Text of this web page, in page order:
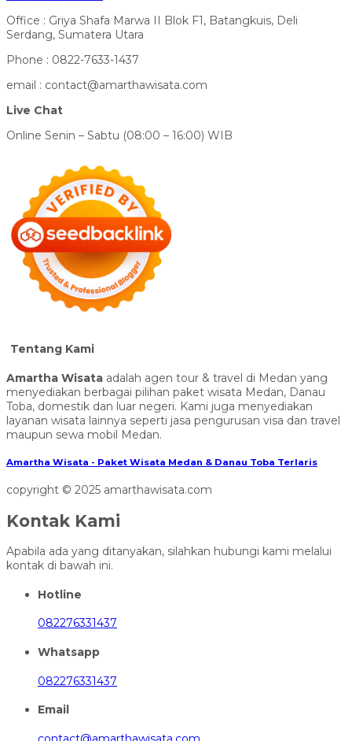
Office : Griya Shafa Marwa II Blok F1, Batangkuis, Deli
Serdang, Sumatera Utara
Phone : 0822-7633-1437
email : contact@amarthawisata.com
Live Chat
Online Senin – Sabtu (08:00 – 16:00) WIB
Tentang Kami
Amartha Wisata adalah agen tour & travel di Medan yang
menyediakan berbagai pilihan paket wisata Medan, Danau
Toba, domestik dan luar negeri. Kami juga menyediakan
layanan wisata lainnya seperti jasa pengurusan visa dan travel
maupun sewa mobil Medan.
Amartha Wisata - Paket Wisata Medan & Danau Toba Terlaris
copyright © 2025 amarthawisata.com
Kontak Kami
Apabila ada yang ditanyakan, silahkan hubungi kami melalui
kontak di bawah ini.
Hotline
082276331437
Whatsapp
082276331437
Email